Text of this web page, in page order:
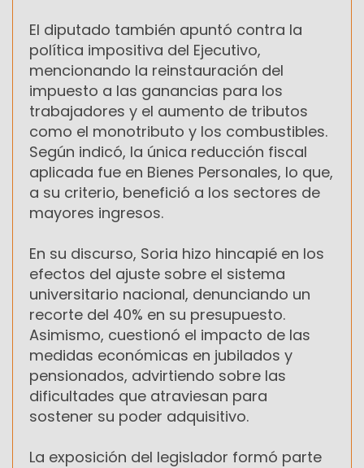
El diputado también apuntó contra la
política impositiva del Ejecutivo,
mencionando la reinstauración del
impuesto a las ganancias para los
trabajadores y el aumento de tributos
como el monotributo y los combustibles.
Según indicó, la única reducción fiscal
aplicada fue en Bienes Personales, lo que,
a su criterio, benefició a los sectores de
mayores ingresos.
En su discurso, Soria hizo hincapié en los
efectos del ajuste sobre el sistema
universitario nacional, denunciando un
recorte del 40% en su presupuesto.
Asimismo, cuestionó el impacto de las
medidas económicas en jubilados y
pensionados, advirtiendo sobre las
dificultades que atraviesan para
sostener su poder adquisitivo.
La exposición del legislador formó parte